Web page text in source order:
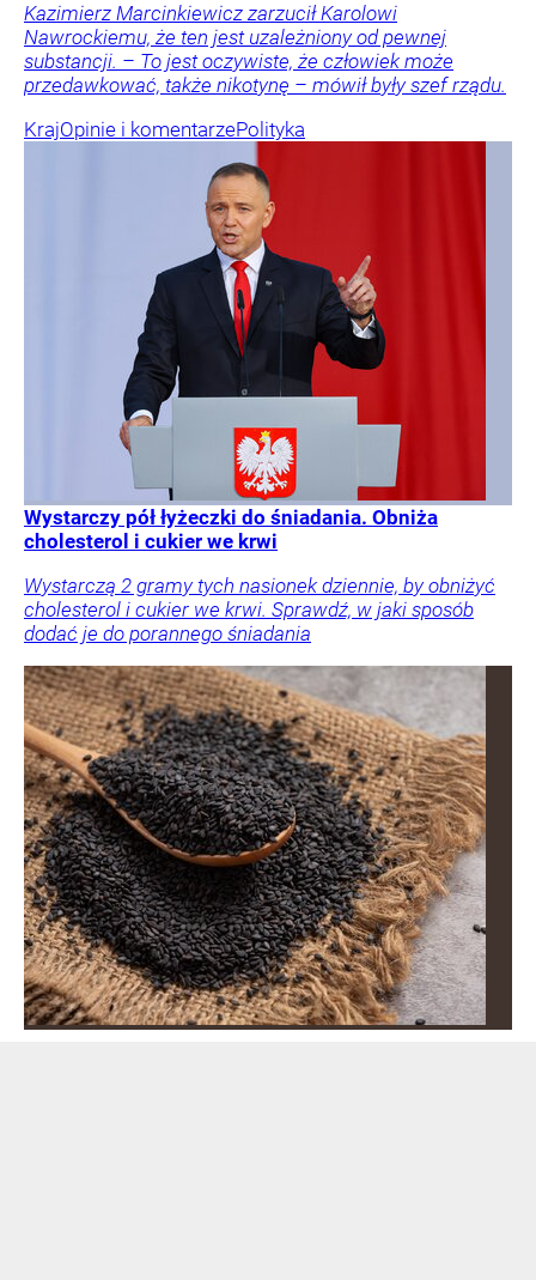
Kazimierz Marcinkiewicz zarzucił Karolowi
Nawrockiemu, że ten jest uzależniony od pewnej
substancji. – To jest oczywiste, że człowiek może
przedawkować, także nikotynę – mówił były szef rządu.
KrajOpinie i komentarzePolityka
Wystarczy pół łyżeczki do śniadania. Obniża
cholesterol i cukier we krwi
Wystarczą 2 gramy tych nasionek dziennie, by obniżyć
cholesterol i cukier we krwi. Sprawdź, w jaki sposób
dodać je do porannego śniadania